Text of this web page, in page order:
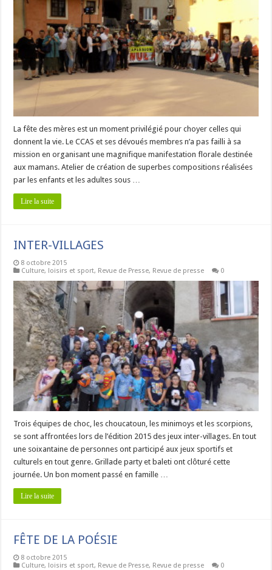
La fête des mères est un moment privilégié pour choyer celles qui
donnent la vie. Le CCAS et ses dévoués membres n’a pas failli à sa
mission en organisant une magnifique manifestation florale destinée
aux mamans. Atelier de création de superbes compositions réalisées
par les enfants et les adultes sous …
Lire la suite
INTER-VILLAGES
8 octobre 2015
Culture, loisirs et sport, Revue de Presse, Revue de presse 0
Trois équipes de choc, les choucatoun, les minimoys et les scorpions,
se sont affrontées lors de l’édition 2015 des jeux inter-villages. En tout
une soixantaine de personnes ont participé aux jeux sportifs et
culturels en tout genre. Grillade party et baleti ont clôturé cette
journée. Un bon moment passé en famille …
Lire la suite
FÊTE DE LA POÉSIE
8 octobre 2015
Culture, loisirs et sport, Revue de Presse, Revue de presse 0